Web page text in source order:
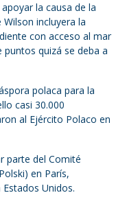
la causa de la
incluyera la
con acceso al mar
quizá se deba a
polaca para la
casi 30.000
al Ejército Polaco en
parte del Comité
en París,
Unidos.